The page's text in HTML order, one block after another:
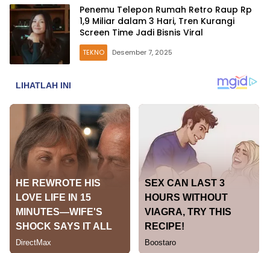
Penemu Telepon Rumah Retro Raup Rp
1,9 Miliar dalam 3 Hari, Tren Kurangi
Screen Time Jadi Bisnis Viral
TEKNO Desember 7, 2025